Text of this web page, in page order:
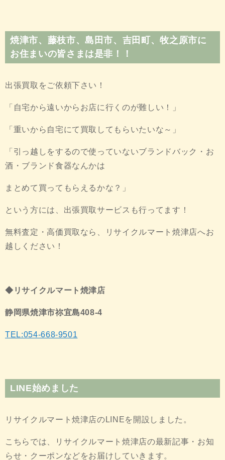
焼津市、藤枝市、島田市、吉田町、牧之原市に
お住まいの皆さまは是非！！
出張買取をご依頼下さい！
「自宅から遠いからお店に行くのが難しい！」
「重いから自宅にて買取してもらいたいな～」
「引っ越しをするので使っていないブランドバック・お
酒・ブランド食器なんかは
まとめて買ってもらえるかな？」
という方には、出張買取サービスも行ってます！
無料査定・高価買取なら、リサイクルマート焼津店へお
越しください！
◆リサイクルマート焼津店
静岡県焼津市祢宜島408-4
TEL:054-668-9501
LINE始めました
リサイクルマート焼津店のLINEを開設しました。
こちらでは、リサイクルマート焼津店の最新記事・お知
らせ・クーポンなどをお届けしていきます。